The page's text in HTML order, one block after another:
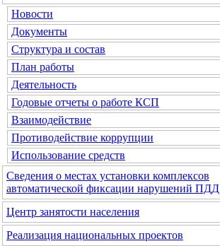
Новости
Документы
Структура и состав
План работы
Деятельность
Годовые отчеты о работе КСП
Взаимодействие
Противодействие коррупции
Использование средств
Сведения о местах установки комплексов
автоматической фиксации нарушений ПДД
Центр занятости населения
Реализация национальных проектов